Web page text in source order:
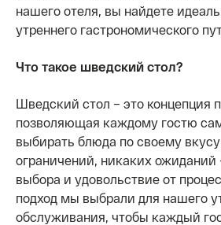
нашего отеля, вы найдете
утреннего гастрономического
Что такое шведский стол?
Шведский стол – это концепция
позволяющая каждому гостю
выбирать блюда по своему
ограничений, никаких ожиданий
выбора и удовольствие от
подход мы выбрали для нашего
обслуживания, чтобы каждый